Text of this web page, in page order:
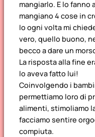
mangiarlo. E lo fanno
mangiano 4 cose in
Io ogni volta mi
vero, quello buono,
becco a dare un
La risposta alla fine
lo aveva fatto lui!
Coinvolgendo i
permettiamo loro di
alimenti, stimoliamo
facciamo sentire
compiuta.